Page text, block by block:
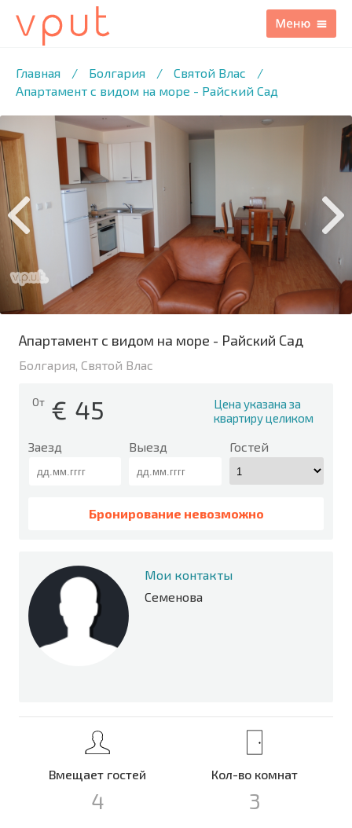
Главная / Болгария / Святой Влас
/
Апартамент с видом на море - Райский Сад
/11 ФОТО
Апартамент с видом на море - Райский Сад
Болгария, Святой Влас
От € 45
Цена указана за
квартиру целиком
Заезд Выезд Гостей
Бронирование невозможно
Мои контакты
Семенова
Вмещает гостей
4
Кол-во комнат
3